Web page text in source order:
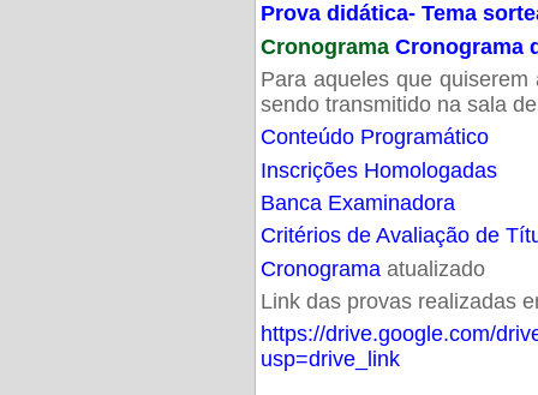
Prova didática- Tema
Cronograma Cronograma
Para aqueles que
sendo transmitido na sala
Conteúdo Programático
Inscrições Homologadas
Banca Examinadora
Critérios de Avaliação de
Cronogramaatualizado
Link das provas realizadas
https://drive.google.com/
usp=drive_link